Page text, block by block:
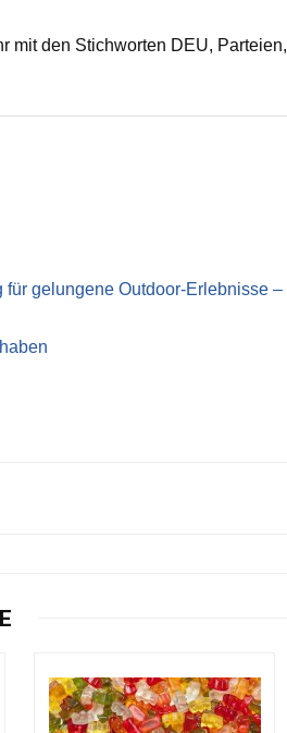
mit den Stichworten DEU, Parteien,
gelungene Outdoor-Erlebnisse –